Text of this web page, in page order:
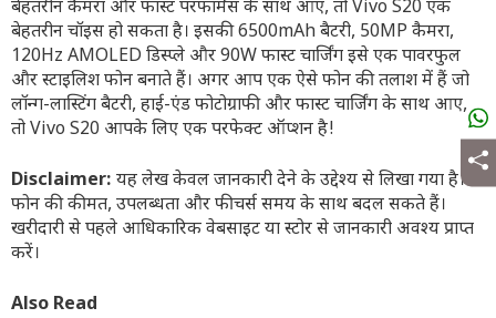
बेहतरीन कैमरा और फास्ट परफॉर्मेंस के साथ आए, तो Vivo S20 एक
बेहतरीन चॉइस हो सकता है। इसकी 6500mAh बैटरी, 50MP कैमरा,
120Hz AMOLED डिस्प्ले और 90W फास्ट चार्जिंग इसे एक पावरफुल
और स्टाइलिश फोन बनाते हैं। अगर आप एक ऐसे फोन की तलाश में हैं जो
लॉन्ग-लास्टिंग बैटरी, हाई-एंड फोटोग्राफी और फास्ट चार्जिंग के साथ आए,
तो Vivo S20 आपके लिए एक परफेक्ट ऑप्शन है!
Disclaimer: यह लेख केवल जानकारी देने के उद्देश्य से लिखा गया है।
फोन की कीमत, उपलब्धता और फीचर्स समय के साथ बदल सकते हैं।
खरीदारी से पहले आधिकारिक वेबसाइट या स्टोर से जानकारी अवश्य प्राप्त
करें।
Also Read